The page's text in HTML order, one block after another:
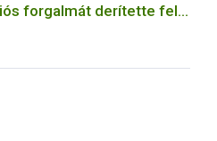
forgalmát derítette fel a